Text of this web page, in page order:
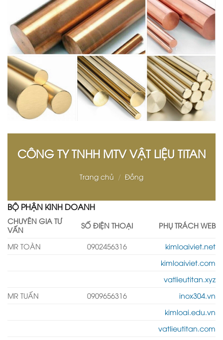
CÔNG TY TNHH MTV VẬT LIỆU TITAN
Trang chủ / Đồng
BỘ PHẬN KINH DOANH
CHUYÊN GIA TƯ
VẤN
SỐ ĐIỆN THOẠI PHỤ TRÁCH WEB
MR TOÀN 0902456316
kimloaiviet.net
kimloaiviet.com
vatlieutitan.xyz
MR TUẤN
0909656316
inox304.vn
kimloai.edu.vn
vatlieutitan.com